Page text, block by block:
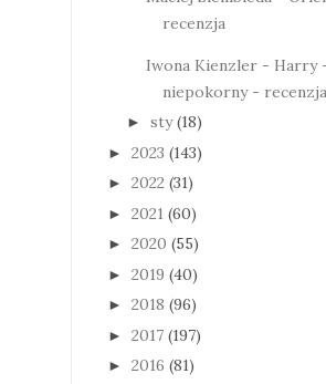
recenzja
Iwona Kienzler - Harry
niepokorny - recenzja
► sty (18)
► 2023 (143)
► 2022 (31)
► 2021 (60)
► 2020 (55)
► 2019 (40)
► 2018 (96)
► 2017 (197)
► 2016 (81)